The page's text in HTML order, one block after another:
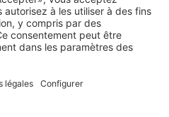
Protection des données
Garantie
Déclaration
Cookie préferences